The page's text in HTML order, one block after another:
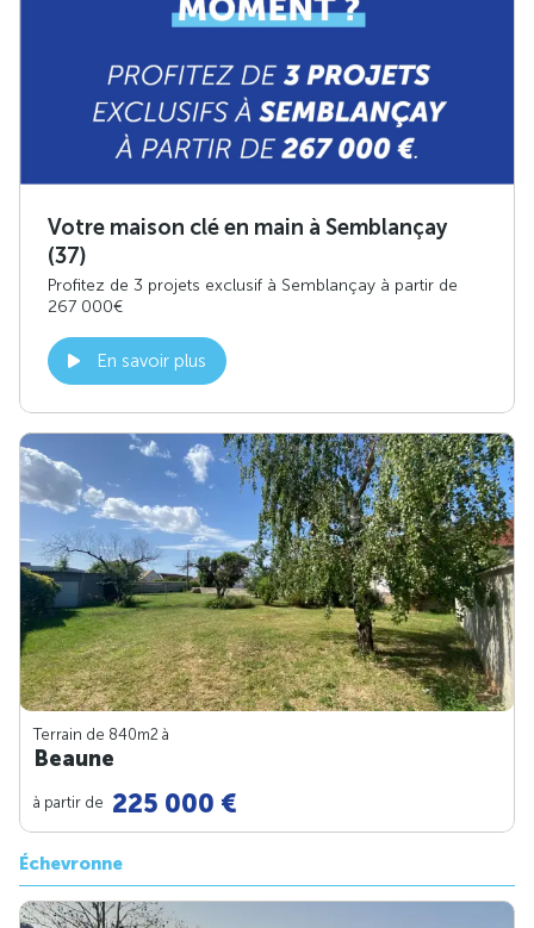
Votre maison clé en main à Semblançay
(37)
Profitez de 3 projets exclusif à Semblançay à partir de
267 000€
En savoir plus
Terrain de 840m2 à
Beaune
à partir de 225 000 €
Échevronne